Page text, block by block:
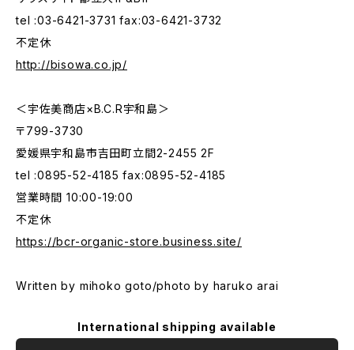
tel :03-6421-3731 fax:03-6421-3732
不定休
http://bisowa.co.jp/
＜宇佐美商店×B.C.R宇和島＞
〒799-3730
愛媛県宇和島市吉田町立間2-2455 2F
tel :0895-52-4185 fax:0895-52-4185
営業時間 10:00-19:00
不定休
https://bcr-organic-store.business.site/
Written by mihoko goto/photo by haruko arai
International shipping available